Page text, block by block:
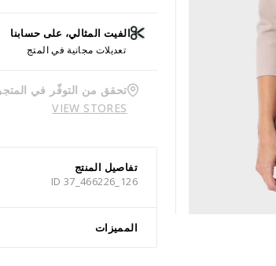
الفيت المثالي، على حسابنا
تعديلات مجانية في المتج
تحقق من التوفّر في
VIEW STORES
تفاصيل المنتج
ID 37_466226_126
المميزات